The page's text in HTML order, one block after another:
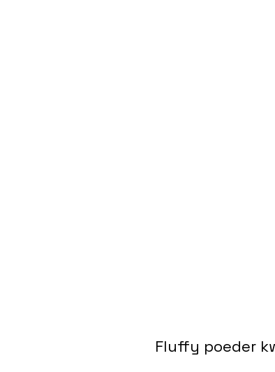
Fluffy poeder